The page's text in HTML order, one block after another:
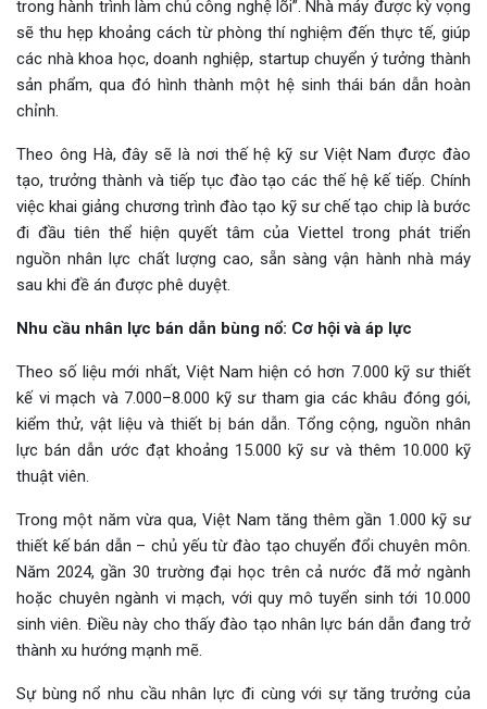
trong hành trình làm chủ công nghệ lõi”. Nhà máy được kỳ vọng
sẽ thu hẹp khoảng cách từ phòng thí nghiệm đến thực tế, giúp
các nhà khoa học, doanh nghiệp, startup chuyển ý tưởng thành
sản phẩm, qua đó hình thành một hệ sinh thái bán dẫn hoàn
chỉnh.
Theo ông Hà, đây sẽ là nơi thế hệ kỹ sư Việt Nam được đào
tạo, trưởng thành và tiếp tục đào tạo các thế hệ kế tiếp. Chính
việc khai giảng chương trình đào tạo kỹ sư chế tạo chip là bước
đi đầu tiên thể hiện quyết tâm của Viettel trong phát triển
nguồn nhân lực chất lượng cao, sẵn sàng vận hành nhà máy
sau khi đề án được phê duyệt.
Nhu cầu nhân lực bán dẫn bùng nổ: Cơ hội và áp lực
Theo số liệu mới nhất, Việt Nam hiện có hơn 7.000 kỹ sư thiết
kế vi mạch và 7.000–8.000 kỹ sư tham gia các khâu đóng gói,
kiểm thử, vật liệu và thiết bị bán dẫn. Tổng cộng, nguồn nhân
lực bán dẫn ước đạt khoảng 15.000 kỹ sư và thêm 10.000 kỹ
thuật viên.
Trong một năm vừa qua, Việt Nam tăng thêm gần 1.000 kỹ sư
thiết kế bán dẫn – chủ yếu từ đào tạo chuyển đổi chuyên môn.
Năm 2024, gần 30 trường đại học trên cả nước đã mở ngành
hoặc chuyên ngành vi mạch, với quy mô tuyển sinh tới 10.000
sinh viên. Điều này cho thấy đào tạo nhân lực bán dẫn đang trở
thành xu hướng mạnh mẽ.
Sự bùng nổ nhu cầu nhân lực đi cùng với sự tăng trưởng của